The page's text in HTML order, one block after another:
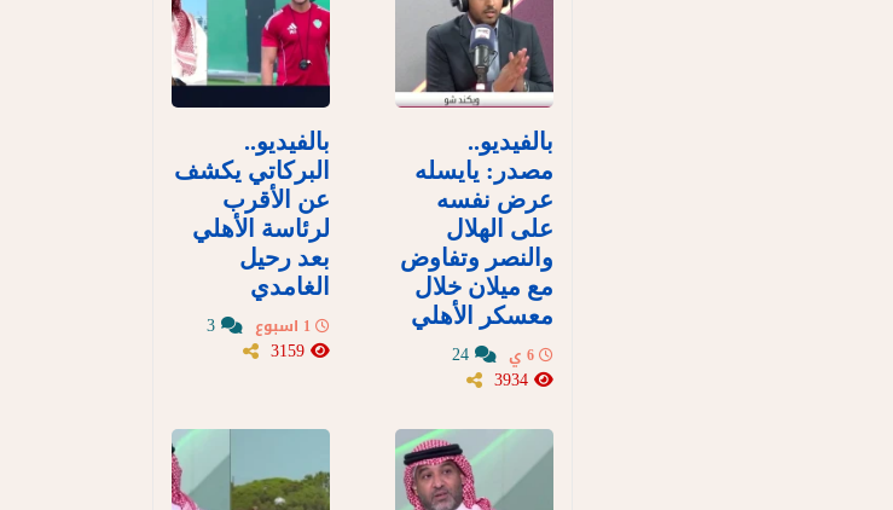
بالفيديو..
مصدر: يايسله
عرض نفسه
على الهلال
والنصر وتفاوض
مع ميلان خلال
معسكر الأهلي
بالفيديو..
البركاتي يكشف
عن الأقرب
لرئاسة الأهلي
بعد رحيل
الغامدي